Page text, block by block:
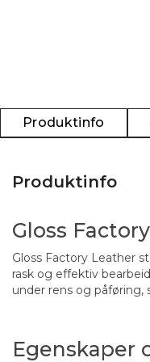
Produktinfo
Produktinfo
Gloss
Gloss Factory Leather
rask og effektiv
under rens og
Egenskaper